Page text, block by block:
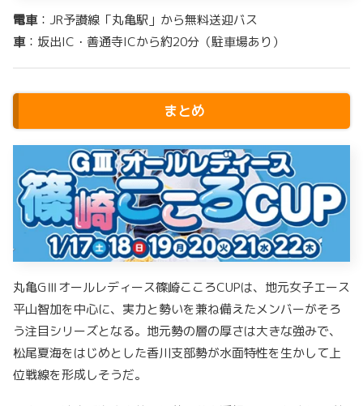
電車：JR予讃線「丸亀駅」から無料送迎バス
車：坂出IC・善通寺ICから約20分（駐車場あり）
まとめ
丸亀GⅢオールレディース篠崎こころCUPは、地元女子エース
平山智加を中心に、実力と勢いを兼ね備えたメンバーがそろ
う注目シリーズとなる。地元勢の層の厚さは大きな強みで、
松尾夏海をはじめとした香川支部勢が水面特性を生かして上
位戦線を形成しそうだ。